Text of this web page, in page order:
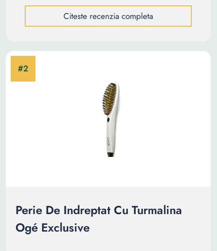
Citeste recenzia completa
Perie De Indreptat Cu Turmalina
Ogé Exclusive